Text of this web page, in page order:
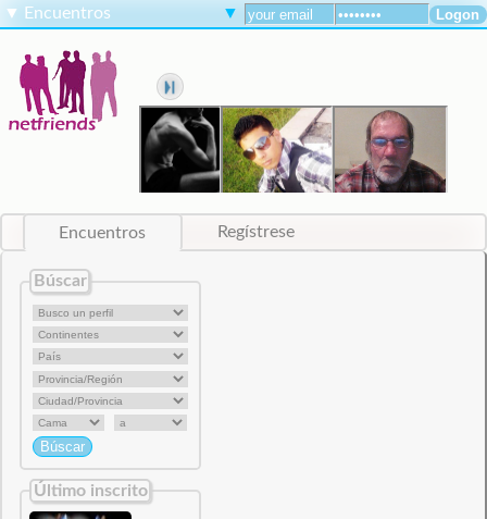
▼ Encuentros ▼
Encuentros Regístrese
Búscar
Último inscrito